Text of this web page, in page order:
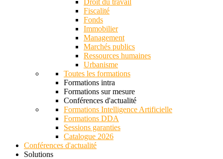
Droit du travail
Fiscalité
Fonds
Immobilier
Management
Marchés publics
Ressources humaines
Urbanisme
Toutes les formations
Formations intra
Formations sur mesure
Conférences d'actualité
Formations Intelligence Artificielle
Formations DDA
Sessions garanties
Catalogue 2026
Conférences d'actualité
Solutions